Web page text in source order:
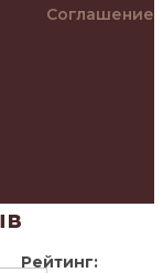
Соглашение
Рейтинг: